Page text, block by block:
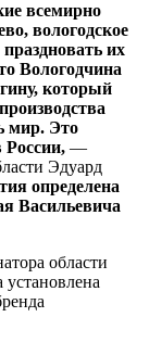
всемирно
вологодское
их
Вологодчина
который
мир. Это
России, —
Эдуард
определена
Васильевича
области
установлена